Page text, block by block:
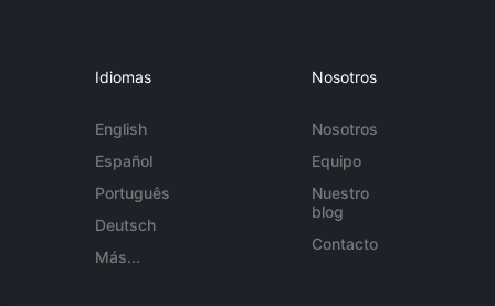
Idiomas
English
Español
Português
Deutsch
Más...
Nosotros
Nosotros
Equipo
Nuestro
blog
Contacto